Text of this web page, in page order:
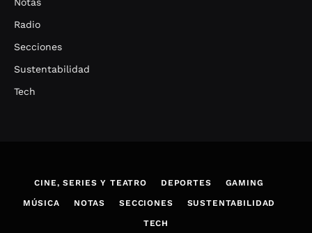
Notas
Radio
Secciones
Sustentabilidad
Tech
CINE, SERIES Y TEATRO DEPORTES GAMING
MÚSICA NOTAS SECCIONES SUSTENTABILIDAD
TECH